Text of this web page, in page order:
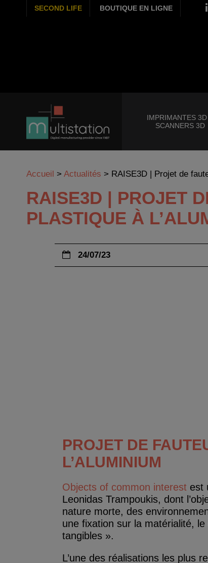
SECOND LIFE BOUTIQUE EN LIGNE
IMPRIMANTES
SCANNERS 3D
Accueil > Actualités > RAISE3D | Projet de
RAISE3D | PROJET
PLASTIQUE À
24/07/23
PROJET DE
L’ALUMINIUM
Objects of common interest est
Leonidas Trampoukis, dont
nature morte, des
une fixation sur la matérialité,
tangibles ».
L’une des réalisations les plus